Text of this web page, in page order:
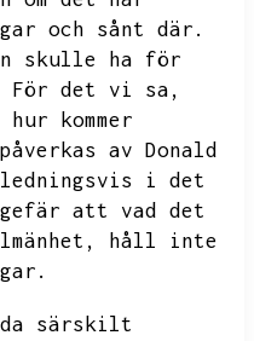
och sånt där.
skulle ha för
För det vi sa,
hur kommer
av Donald
i det
att vad det
håll inte
särskilt